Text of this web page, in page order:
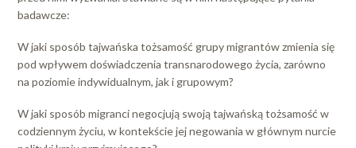
badawcze:
W jaki sposób tajwańska tożsamość grupy migrantów zmienia się
pod wpływem doświadczenia transnarodowego życia, zarówno
na poziomie indywidualnym, jak i grupowym?
W jaki sposób migranci negocjują swoją tajwańską tożsamość w
codziennym życiu, w kontekście jej negowania w głównym nurcie